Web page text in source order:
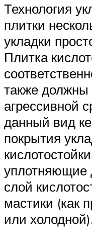
Технология
плитки
укладки
Плитка
также
агрессивной
данный вид
покрытия
уплотняющие
слой
мастики (как
или